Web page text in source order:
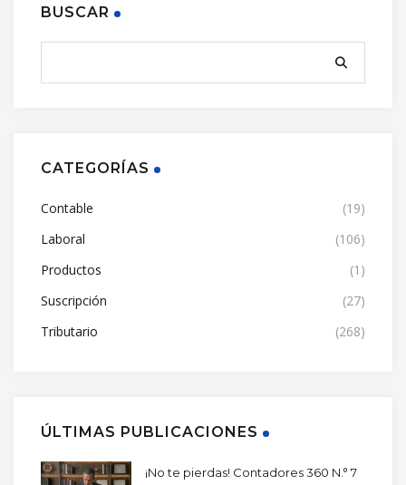
BUSCAR
CATEGORÍAS
Contable
(19)
Laboral
(106)
Productos
(1)
Suscripción
(27)
Tributario
(268)
ÚLTIMAS PUBLICACIONES
¡No te pierdas! Contadores 360 N.° 7